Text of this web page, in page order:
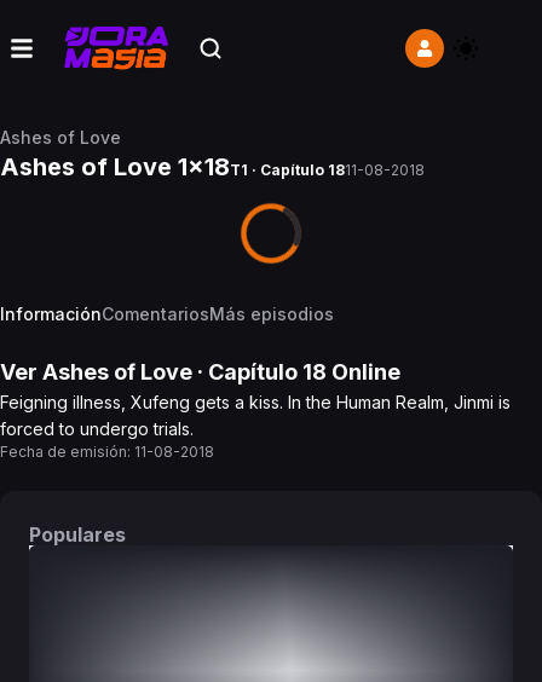
Ashes of Love
Ashes of Love 1x18T1 · Capítulo 1811-08-2018
InformaciónComentariosMás episodios
Ver Ashes of Love · Capítulo 18 Online
Feigning illness, Xufeng gets a kiss. In the Human Realm, Jinmi is
forced to undergo trials.
Fecha de emisión: 11-08-2018
Populares